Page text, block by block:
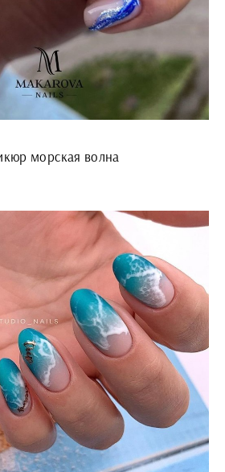
морская волна